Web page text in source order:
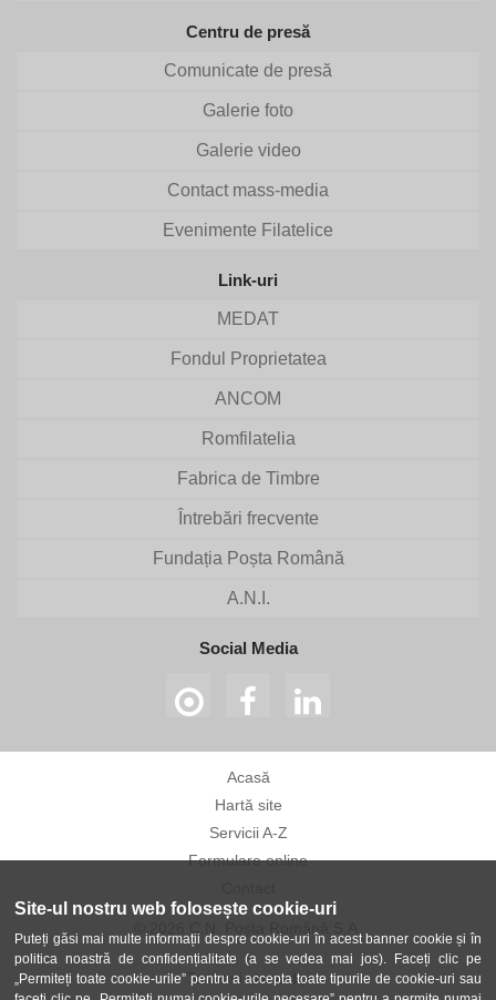
Site-ul nostru web folosește cookie-uri
Puteți găsi mai multe informații despre cookie-uri în acest banner cookie și în
politica noastră de confidențialitate (a se vedea mai jos). Faceți clic pe
„Permiteți toate cookie-urile” pentru a accepta toate tipurile de cookie-uri sau
Centru de presă
Comunicate de presă
Galerie foto
Galerie video
Contact mass-media
Evenimente Filatelice
Link-uri
MEDAT
Fondul Proprietatea
ANCOM
Romfilatelia
Fabrica de Timbre
Întrebări frecvente
Fundația Poșta Română
A.N.I.
Social Media
Acasă
Hartă site
Servicii A-Z
Formulare online
Termeni și condiții